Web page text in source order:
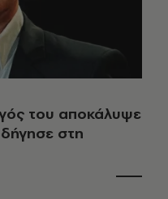
του αποκάλυψε
στη